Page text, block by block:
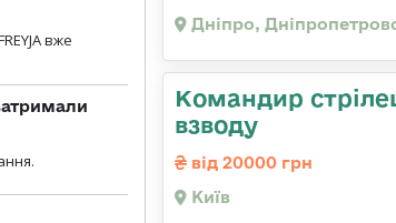
вже
Дніпро,
Командир
взводу
від 20000 грн
Київ